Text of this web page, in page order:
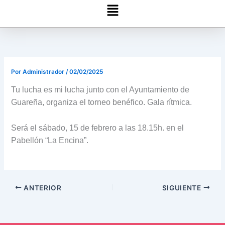
Menú
PorAdministrador/02/02/2025
Tu lucha es mi lucha junto con el Ayuntamiento de
Guareña, organiza el torneo benéfico. Gala rítmica.
Será el sábado, 15 de febrero a las 18.15h. en el
Pabellón “La Encina”.
ANTERIOR SIGUIENTE